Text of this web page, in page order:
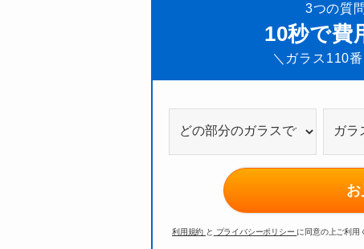
3つの質
10秒で費
＼ガラス110
利用規約 と プライバシーポリシー に同意の上ご利用